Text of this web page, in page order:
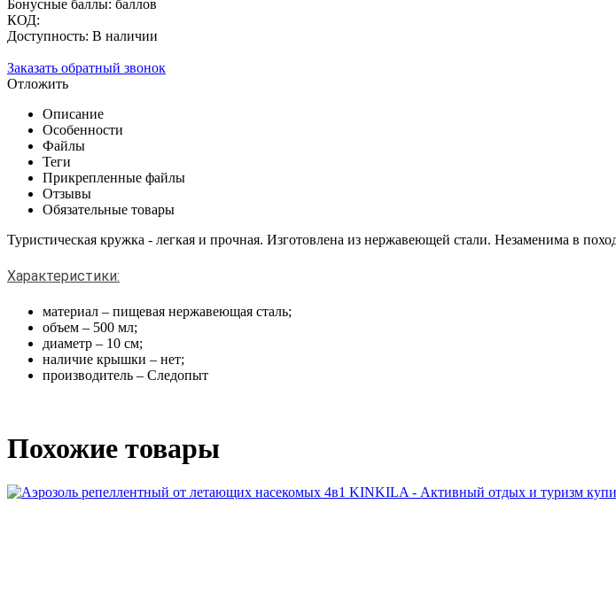
Бонусные баллы: баллов
КОД:
Доступность: В наличии
Заказать обратный звонок
Отложить
Описание
Особенности
Файлы
Теги
Прикрепленные файлы
Отзывы
Обязательные товары
Туристическая кружка - легкая и прочная. Изготовлена из нержавеющей стали. Незаменима в
Характеристики:
материал – пищевая нержавеющая сталь;
объем – 500 мл;
диаметр – 10 см;
наличие крышки – нет;
производитель – Следопыт
Похожие товары